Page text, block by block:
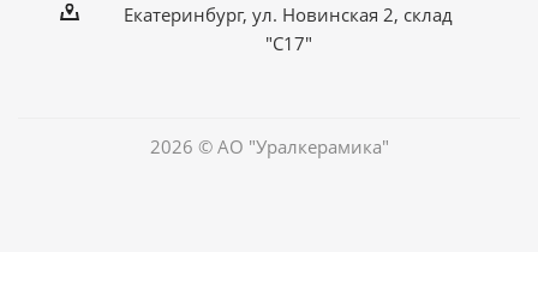
Екатеринбург, ул. Новинская 2, склад
"С17"
2026 © АО "Уралкерамика"